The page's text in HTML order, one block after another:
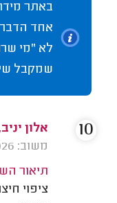
באתר
אחד
לא "מי
שמקבל
אלון
משוב: 15/06/2026
תיאור
10